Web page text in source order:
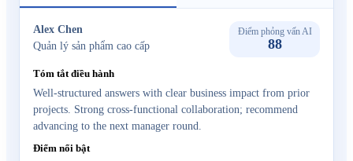
Alex Chen
Quản lý sản phẩm cao cấp
Điểm phỏng vấn AI
88
Tóm tắt điều hành
Well-structured answers with clear business impact from prior
projects. Strong cross-functional collaboration; recommend
advancing to the next manager round.
Điểm nổi bật